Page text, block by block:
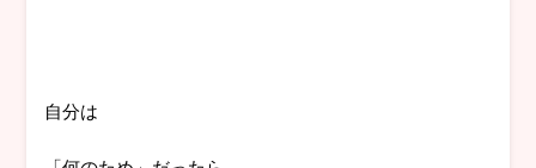
自分は